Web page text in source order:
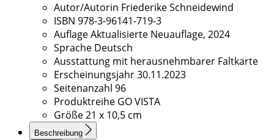
Autor/Autorin Friederike Schneidewind
ISBN 978-3-96141-719-3
AuflageAktualisierte Neuauflage, 2024
Sprache Deutsch
Ausstattung mit herausnehmbarer Faltkarte
Erscheinungsjahr30.11.2023
Seitenanzahl 96
Produktreihe GO VISTA
Größe21 x 10,5 cm
Beschreibung